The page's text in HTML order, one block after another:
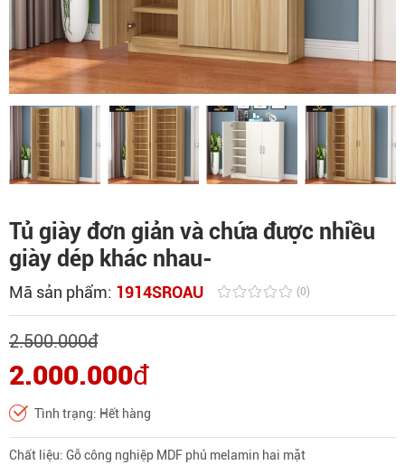
Tủ giày đơn giản và chứa được nhiều
giày dép khác nhau-
Mã sản phẩm: 1914SROAU (0)
2.500.000đ
2.000.000đ
Tình trạng: Hết hàng
Chất liệu: Gỗ công nghiệp MDF phủ melamin hai mặt